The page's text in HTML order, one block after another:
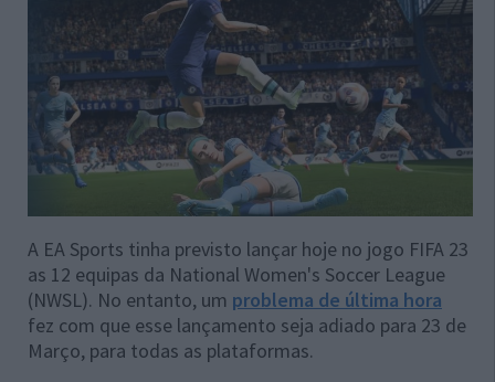
A EA Sports tinha previsto lançar hoje no jogo FIFA 23
as 12 equipas da National Women's Soccer League
(NWSL). No entanto, um problema de última hora
fez com que esse lançamento seja adiado para 23 de
Março, para todas as plataformas.